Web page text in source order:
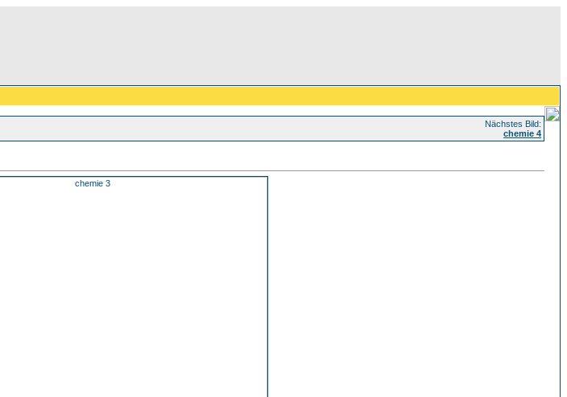
Nächstes Bild:
chemie 4